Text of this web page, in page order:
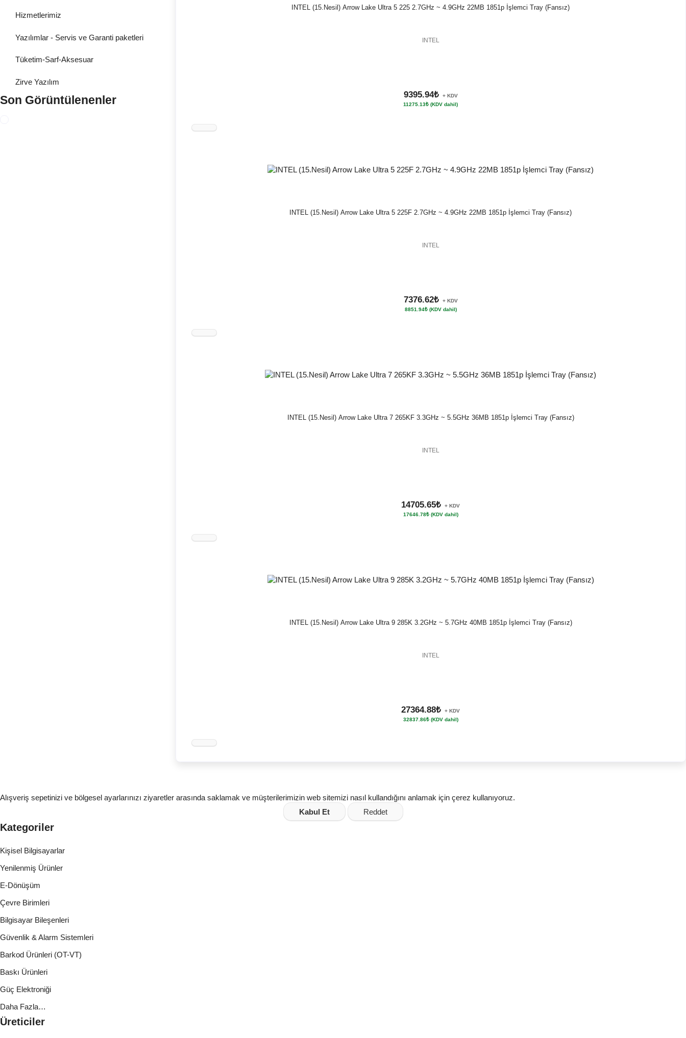
Hizmetlerimiz
Yazılımlar - Servis ve Garanti paketleri
Tüketim-Sarf-Aksesuar
Zirve Yazılım
Son Görüntülenenler
INTEL (15.Nesil) Arrow Lake Ultra 5 225 2.7GHz ~ 4.9GHz 22MB 1851p İşlemci Tray (Fansız)
INTEL
9395.94₺
+ KDV
11275.13₺ (KDV dahil)
INTEL (15.Nesil) Arrow Lake Ultra 5 225F 2.7GHz ~ 4.9GHz 22MB 1851p İşlemci Tray (Fansız)
INTEL
7376.62₺
+ KDV
8851.94₺ (KDV dahil)
INTEL (15.Nesil) Arrow Lake Ultra 7 265KF 3.3GHz ~ 5.5GHz 36MB 1851p İşlemci Tray (Fansız)
INTEL
14705.65₺
+ KDV
17646.78₺ (KDV dahil)
INTEL (15.Nesil) Arrow Lake Ultra 9 285K 3.2GHz ~ 5.7GHz 40MB 1851p İşlemci Tray (Fansız)
INTEL
27364.88₺
+ KDV
32837.86₺ (KDV dahil)
Alışveriş sepetinizi ve bölgesel ayarlarınızı ziyaretler arasında saklamak ve müşterilerimizin web sitemizi nasıl kullandığını anlamak için çerez kullanıyoruz.
Kabul Et
Reddet
Kategoriler
Kişisel Bilgisayarlar
Yenilenmiş Ürünler
E-Dönüşüm
Çevre Birimleri
Bilgisayar Bileşenleri
Güvenlik & Alarm Sistemleri
Barkod Ürünleri (OT-VT)
Baskı Ürünleri
Güç Elektroniği
Daha Fazla…
Üreticiler